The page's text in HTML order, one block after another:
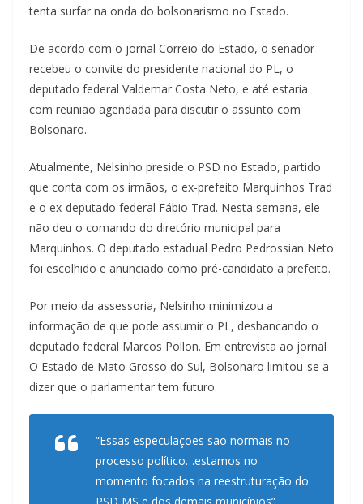
tenta surfar na onda do bolsonarismo no Estado.
De acordo com o jornal Correio do Estado, o senador
recebeu o convite do presidente nacional do PL, o
deputado federal Valdemar Costa Neto, e até estaria
com reunião agendada para discutir o assunto com
Bolsonaro.
Atualmente, Nelsinho preside o PSD no Estado, partido
que conta com os irmãos, o ex-prefeito Marquinhos Trad
e o ex-deputado federal Fábio Trad. Nesta semana, ele
não deu o comando do diretório municipal para
Marquinhos. O deputado estadual Pedro Pedrossian Neto
foi escolhido e anunciado como pré-candidato a prefeito.
Por meio da assessoria, Nelsinho minimizou a
informação de que pode assumir o PL, desbancando o
deputado federal Marcos Pollon. Em entrevista ao jornal
O Estado de Mato Grosso do Sul, Bolsonaro limitou-se a
dizer que o parlamentar tem futuro.
“Essas especulações são normais no
processo político…estamos no
momento focados na reestruturação do